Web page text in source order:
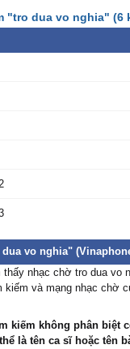
"tro dua vo nghia" (6
vo nghia"
thấy nhạc chờ tro dua vo
kiếm và mạng nhạc chờ
kiếm không phân biệt
là tên ca sĩ hoặc tên